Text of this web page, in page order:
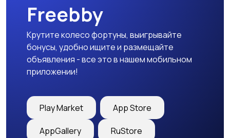
Уход за животными
Freebby
Крутите колесо фортуны, выигрывайте
бонусы, удобно ищите и размещайте
объявления - все это в нашем мобильном
приложении!
Play Market App Store
AppGallery RuStore